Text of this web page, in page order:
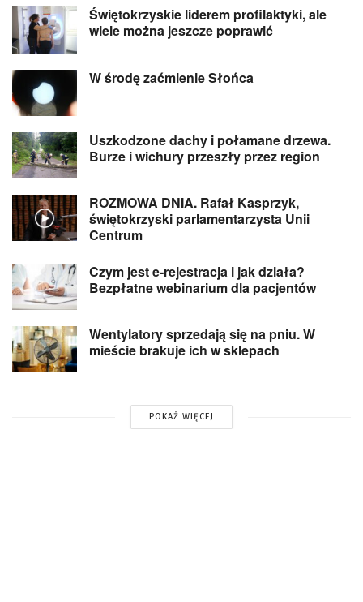
Świętokrzyskie liderem profilaktyki, ale
wiele można jeszcze poprawić
W środę zaćmienie Słońca
Uszkodzone dachy i połamane drzewa.
Burze i wichury przeszły przez region
ROZMOWA DNIA. Rafał Kasprzyk,
świętokrzyski parlamentarzysta Unii
Centrum
Czym jest e-rejestracja i jak działa?
Bezpłatne webinarium dla pacjentów
Wentylatory sprzedają się na pniu. W
mieście brakuje ich w sklepach
POKAŻ WIĘCEJ